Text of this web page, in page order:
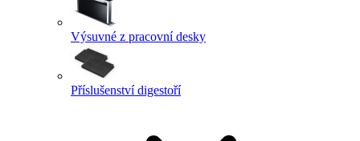
Výsuvné z pracovní desky
Příslušenství digestoří